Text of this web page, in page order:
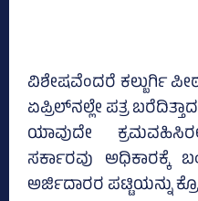
ವಿಶೇಷವೆಂದರೆ ಕಲ್ಬುರ್ಗಿ
ಏಪ್ರಿಲ್‌ನಲ್ಲೇ ಪತ್ರ
ಯಾವುದೇ
ಸರ್ಕಾರವು ಅಧಿಕಾರಕ್ಕೆ
ಅರ್ಜಿದಾರರ ಪಟ್ಟಿಯನ್ನು